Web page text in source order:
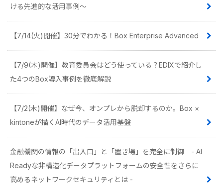
ける先進的な活用事例〜
【7/14(火)開催】30分でわかる！Box Enterprise Advanced
【7/9(木)開催】教育委員会はどう使っている？EDIXで紹介し
た4つのBox導入事例を徹底解説
【7/2(木)開催】なぜ今、オンプレから脱却するのか。Box ×
kintoneが描くAI時代のデータ活用基盤
金融機関の情報の「出入口」と「置き場」を完全に制御 - AI
Readyな非構造化データプラットフォームの安全性をさらに
高めるネットワークセキュリティとは -